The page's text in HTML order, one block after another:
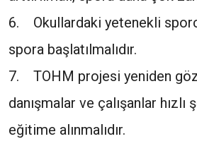
6. Okullardaki yetenekli
spora başlatılmalıdır.
7. TOHM projesi yeniden
danışmalar ve çalışanlar
eğitime alınmalıdır.